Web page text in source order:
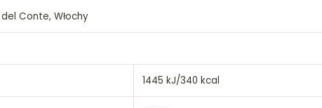
Conte, Włochy
1445 kJ/340 kcal